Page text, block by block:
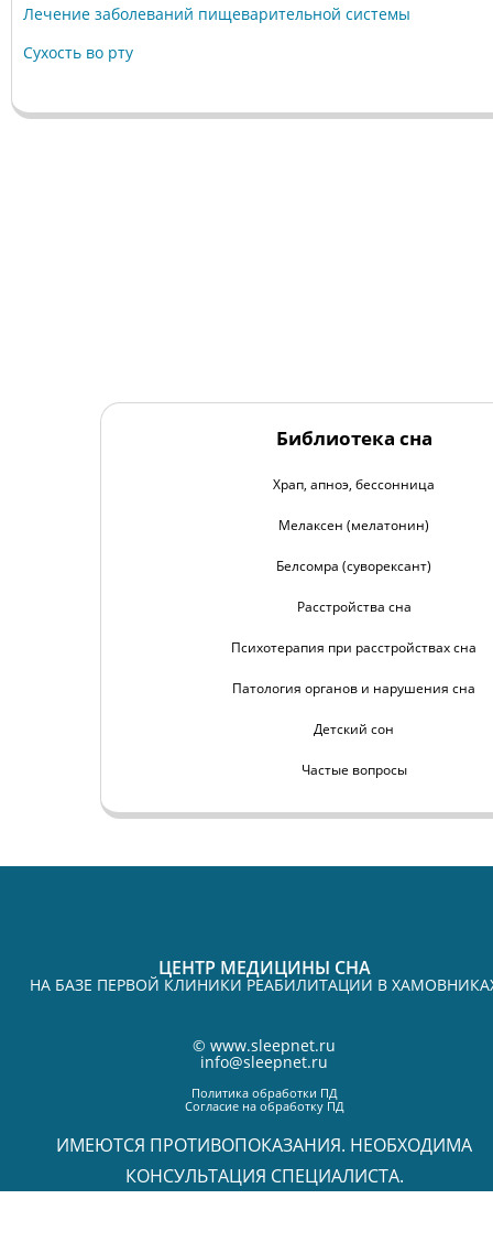
Лечение заболеваний пищеварительной системы
Сухость во рту
Библиотека сна
Храп, апноэ, бессонница
Мелаксен (мелатонин)
Белсомра (суворексант)
Расстройства сна
Психотерапия при расстройствах сна
Патология органов и нарушения сна
Детский сон
Частые вопросы
ЦЕНТР МЕДИЦИНЫ СНА
НА БАЗЕ ПЕРВОЙ КЛИНИКИ РЕАБИЛИТАЦИИ В
© www.sleepnet.ru
info@sleepnet.ru
Политика обработки ПД
Согласие на обработку ПД
ИМЕЮТСЯ ПРОТИВОПОКАЗАНИЯ. НЕОБХОДИМА
КОНСУЛЬТАЦИЯ СПЕЦИАЛИСТА.